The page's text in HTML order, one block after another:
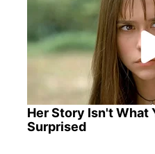
Her Story Isn't What
Surprised